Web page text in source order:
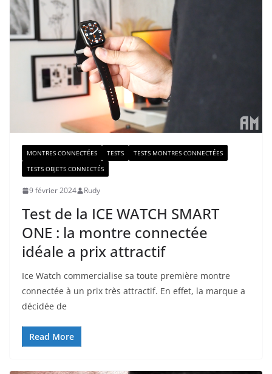
MONTRES CONNECTÉES TESTS
TESTS MONTRES CONNECTÉES
TESTS OBJETS CONNECTÉS
9 février 2024 Rudy
Test de la ICE WATCH SMART
ONE : la montre connectée
idéale a prix attractif
Ice Watch commercialise sa toute première montre
connectée à un prix très attractif. En effet, la marque a
décidée de
Read More